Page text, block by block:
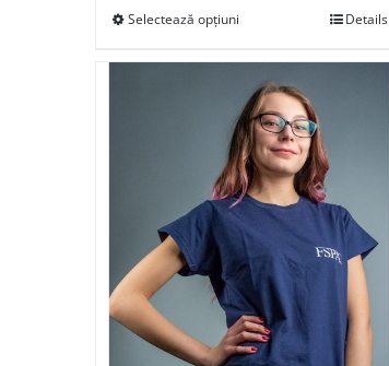
Selectează opțiuni Details